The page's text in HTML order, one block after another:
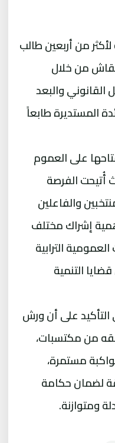
من أربعين طالب
من خلال
القانوني والبعد
المستديرة طابعاً
على العموم
أُتيحت الفرصة
والفاعلين
إشراك مختلف
الترابية
التنمية
التأكيد على أن ورش
من مكتسبات،
مستمرة،
لضمان حكامة
ومتوازنة.